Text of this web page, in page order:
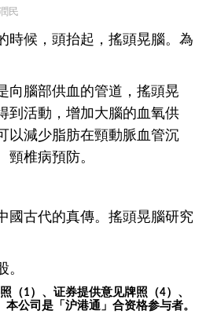
民
時候，頭抬起，搖頭晃腦。為
向腦部供血的管道，搖頭晃
到活動，增加大腦的血氧供
以減少脂肪在頸動脈血管沉
頸椎病預防。
國古代的真傳。搖頭晃腦研究
。
（ 1 ） 、证券提供意见牌照 （4） 、
本公司是 「沪港通」合资格参与者。